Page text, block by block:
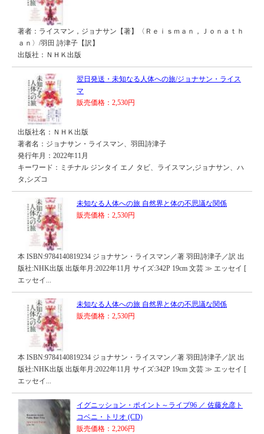
著者：ライスマン，ジョナサン【著】〈Ｒｅｉｓｍａｎ，Ｊｏｎａｔｈ
ａｎ〉/羽田 詩津子【訳】
出版社：ＮＨＫ出版
翌日発送・未知なる人体への旅/ジョナサン・ライス
マ
販売価格：2,530円
出版社名：ＮＨＫ出版
著者名：ジョナサン・ライスマン、羽田詩津子
発行年月：2022年11月
キーワード：ミチナル ジンタイ エノ タビ、ライスマン,ジョナサン、ハ
タ,シズコ
未知なる人体への旅 自然界と体の不思議な関係
販売価格：2,530円
本 ISBN:9784140819234 ジョナサン・ライスマン／著 羽田詩津子／訳 出
版社:NHK出版 出版年月:2022年11月 サイズ:342P 19cm 文芸 ≫ エッセイ [
エッセイ...
未知なる人体への旅 自然界と体の不思議な関係
販売価格：2,530円
本 ISBN:9784140819234 ジョナサン・ライスマン／著 羽田詩津子／訳 出
版社:NHK出版 出版年月:2022年11月 サイズ:342P 19cm 文芸 ≫ エッセイ [
エッセイ...
イグニッション・ポイント～ライブ96 ／ 佐藤允彦ト
コベニ・トリオ (CD)
販売価格：2,206円